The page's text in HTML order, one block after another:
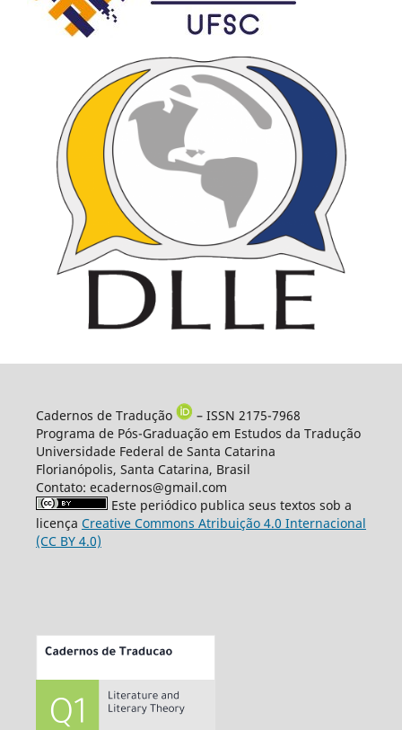
Cadernos de Tradução
– ISSN 2175-7968
Programa de Pós-Graduação em Estudos da Tradução
Universidade Federal de Santa Catarina
Florianópolis, Santa Catarina, Brasil
Contato: ecadernos@gmail.com
Este periódico publica seus textos sob a
licença Creative Commons Atribuição 4.0 Internacional
(CC BY 4.0)